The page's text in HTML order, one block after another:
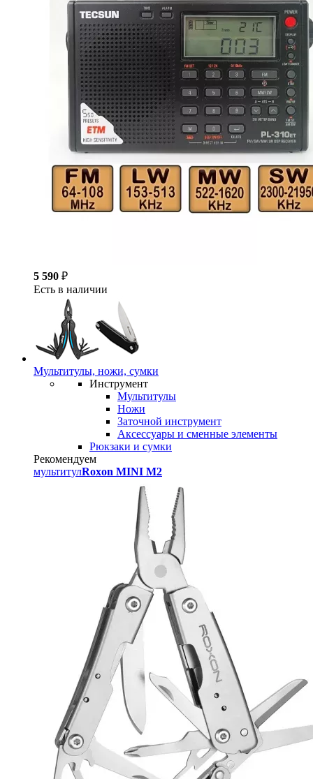
5 590 ₽
Есть в наличии
Мультитулы, ножи, сумки
Инструмент
Мультитулы
Ножи
Заточной инструмент
Аксессуары и сменные элементы
Рюкзаки и сумки
Рекомендуем
мультитулRoxon MINI M2